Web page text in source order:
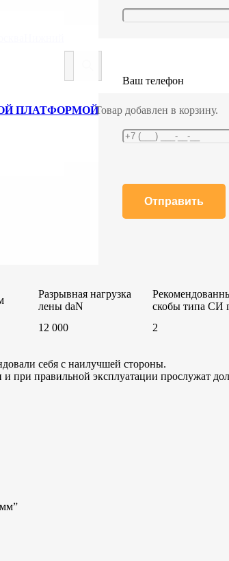
Ваш телефон
ПЛАТФОРМОЙТовар добавлен в корзину.
Разрывная нагрузка
лены daN
скобы типа СИ
12 000 2
себя с наилучшей стороны.
правильной эксплуатации прослужат